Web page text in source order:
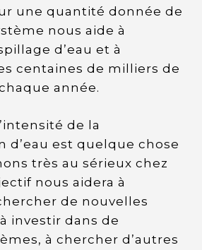
une quantité donnée de
nous aide à
d’eau et à
centaines de milliers de
année.
de la
d’eau est quelque chose
très au sérieux chez
nous aidera à
de nouvelles
investir dans de
à chercher d’autres